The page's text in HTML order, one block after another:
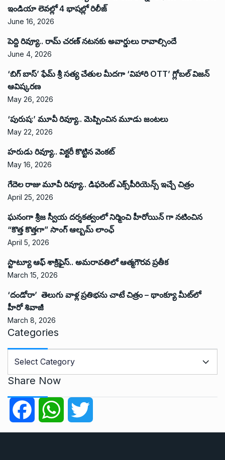
ఇండియా లెవ‌ల్లో 4 భాష‌ల్లో రిలీజ్
June 16, 2026
పెద్ది రివ్యూ.. రామ్ చరణ్ నటనకు అవార్డులు రావాల్సిందే
June 4, 2026
‘బిగ్ బాస్’ ఫేమ్ శ్రీ సత్య చేతుల మీదగా ‘విహారి OTT’ గ్లోబల్ విజన్
ఆవిష్కరణ
May 26, 2026
‘పురుష:’ మూవీ రివ్యూ.. మెప్పించిన మూడు జంటలు
May 22, 2026
హరుడు రివ్యూ.. విక్టరీ కొట్టిన వెంకట్
May 16, 2026
గేదెల రాజు మూవీ రివ్యూ.. డిఫరెంట్ ఎక్స్‌పీరియెన్స్ ఇచ్చే చిత్రం
April 25, 2026
ఘనంగా శ్రీజ స్వీయ దర్శకత్వంలో నిర్మించి హీరోయిన్ గా నటించిన
“కొత్త కొత్తగా” సాంగ్ ఆల్బమ్ లాంఛ్
April 5, 2026
స్టాట్యూ ఆఫ్ శాక్రిఫైస్.. అమరావతిలో ఆత్మగౌరవ ప్రతీక
March 15, 2026
‘దండోరా’ తెలుగు వాళ్ల ప్రతిభను చాటే చిత్రం – థాంక్యూ మీట్‌లో
హీరో శివాజీ
March 8, 2026
Categories
t
o
Share Now
a
W
h w